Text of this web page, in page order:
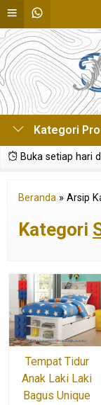
Kategori
Buka setiap hari
Beranda » Arsip
Kategori
Tempat Tidur
Anak Laki Laki
Bagus Unique